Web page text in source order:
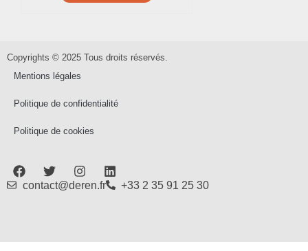
Copyrights © 2025 Tous droits réservés.
Mentions légales
Politique de confidentialité
Politique de cookies
contact@deren.fr +33 2 35 91 25 30